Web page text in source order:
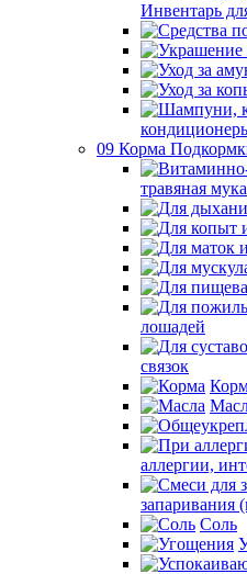
Инвентарь
09 Корма
травяная мука
лошадей
связок
аллергии,
запаривания
Соль